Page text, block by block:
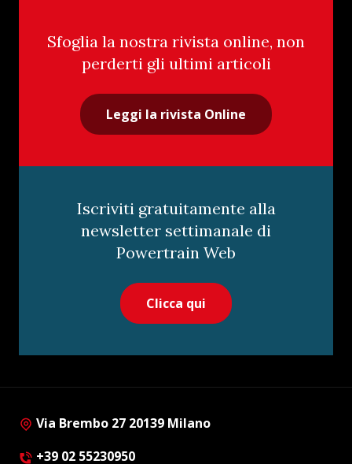
Sfoglia la nostra rivista online, non
perderti gli ultimi articoli
Leggi la rivista Online
Iscriviti gratuitamente alla
newsletter settimanale di
Powertrain Web
Clicca qui
Via Brembo 27 20139 Milano
+39 02 55230950